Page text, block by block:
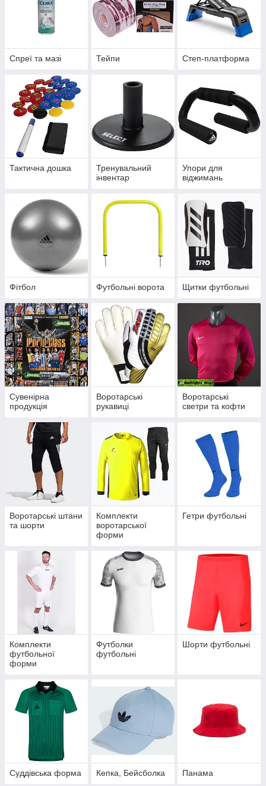
Спреї та мазі Тейпи Степ-платформа
Тактична дошка
Тренувальний
інвентар
Упори для
віджимань
Фітбол Футбольні ворота Щитки футбольні
Сувенірна
продукція
Воротарські
рукавиці
Воротарські
светри та кофти
Воротарські штани
та шорти
Комплекти
воротарської
форми
Гетри футбольні
Комплекти
футбольної
форми
Футболки
футбольні
Шорти футбольні
Суддівська форма Кепка, Бейсболка Панама